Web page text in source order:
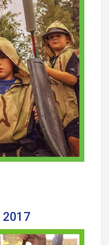
2017